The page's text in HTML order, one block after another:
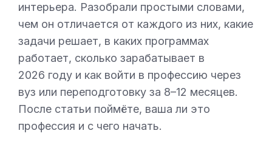
интерьера. Разобрали простыми словами,
чем он отличается от каждого из них, какие
задачи решает, в каких программах
работает, сколько зарабатывает в
2026 году и как войти в профессию через
вуз или переподготовку за 8–12 месяцев.
После статьи поймёте, ваша ли это
профессия и с чего начать.